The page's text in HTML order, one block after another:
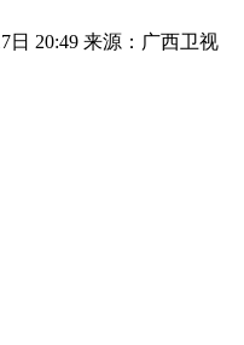
日 20:49 来源：广西卫视